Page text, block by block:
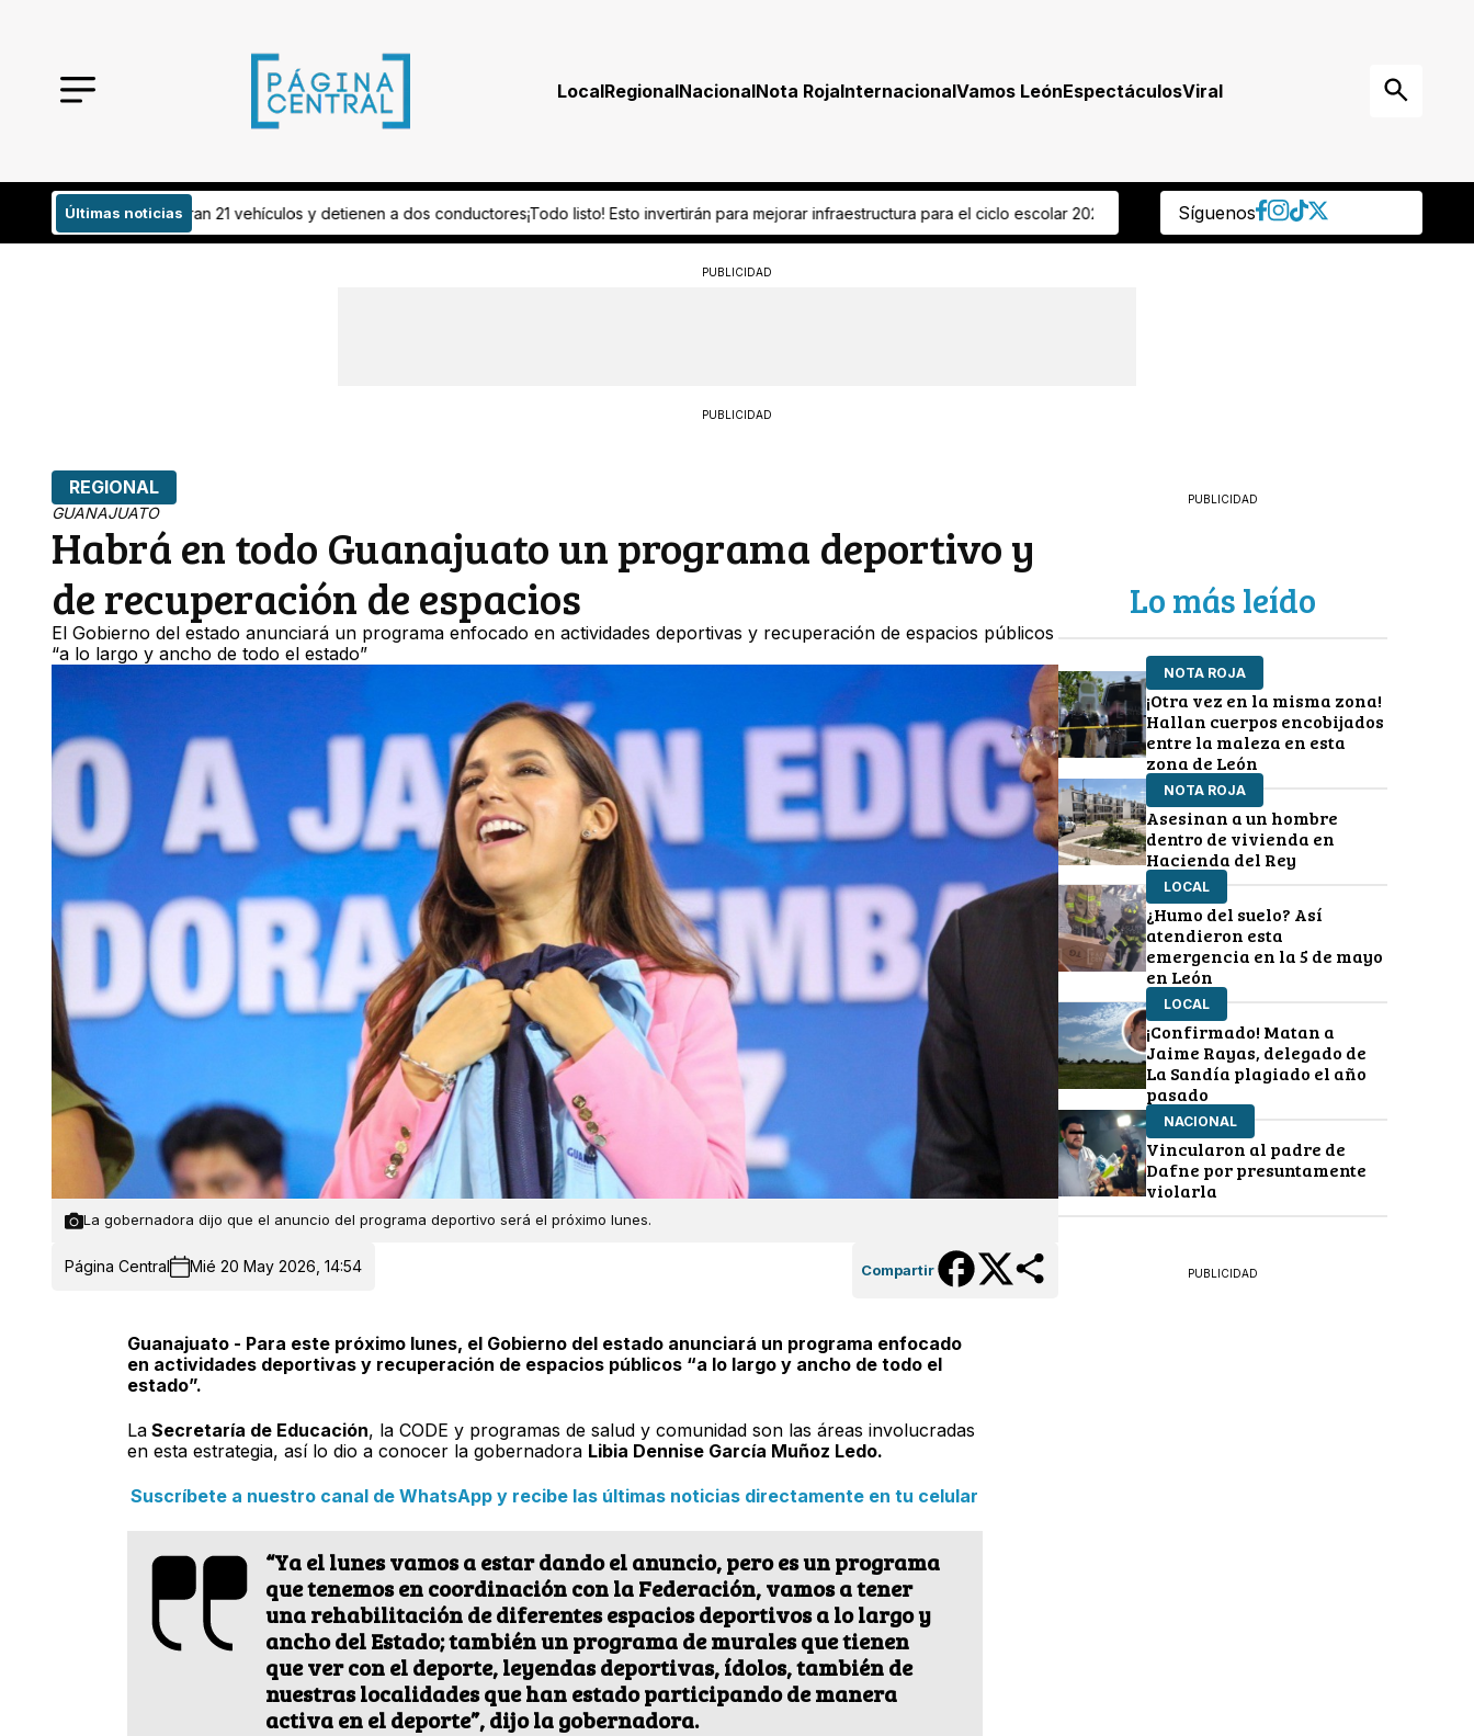
LocalRegionalNacionalNota RojaInternacionalVamos LeónEspectáculosViral
Últimas noticias
y detienen a dos conductores¡Todo listo! Esto invertirán para mejorar infraestructura para el ciclo escolar 2026-2027“Es omisión grave” Regidora panista reprocha que ocultaran muerte de
Síguenos
PUBLICIDAD
PUBLICIDAD
REGIONAL
GUANAJUATO
Habrá en todo Guanajuato un programa deportivo y
de recuperación de espacios
El Gobierno del estado anunciará un programa enfocado en actividades deportivas y recuperación de espacios públicos
“a lo largo y ancho de todo el estado”
La gobernadora dijo que el anuncio del programa deportivo será el próximo lunes.
Página Central Mié 20 May 2026, 14:54 Compartir
Guanajuato - Para este próximo lunes, el Gobierno del estado anunciará un programa enfocado
en actividades deportivas y recuperación de espacios públicos “a lo largo y ancho de todo el
estado”.
LaSecretaría de Educación, la CODE y programas de salud y comunidad son las áreas involucradas
en esta estrategia, así lo dio a conocer la gobernadora Libia Dennise García Muñoz Ledo.
Suscríbete a nuestro canal de WhatsApp y recibe las últimas noticias directamente en tu celular
“Ya el lunes vamos a estar dando el anuncio, pero es un programa
que tenemos en coordinación con la Federación, vamos a tener
una rehabilitación de diferentes espacios deportivos a lo largo y
ancho del Estado; también un programa de murales que tienen
que ver con el deporte, leyendas deportivas, ídolos, también de
nuestras localidades que han estado participando de manera
activa en el deporte”, dijo la gobernadora.
PUBLICIDAD
Lo más leído
NOTA ROJA
¡Otra vez en la misma zona!
Hallan cuerpos encobijados
entre la maleza en esta
zona de León
NOTA ROJA
Asesinan a un hombre
dentro de vivienda en
Hacienda del Rey
LOCAL
¿Humo del suelo? Así
atendieron esta
emergencia en la 5 de mayo
en León
LOCAL
¡Confirmado! Matan a
Jaime Rayas, delegado de
La Sandía plagiado el año
pasado
NACIONAL
Vincularon al padre de
Dafne por presuntamente
violarla
PUBLICIDAD